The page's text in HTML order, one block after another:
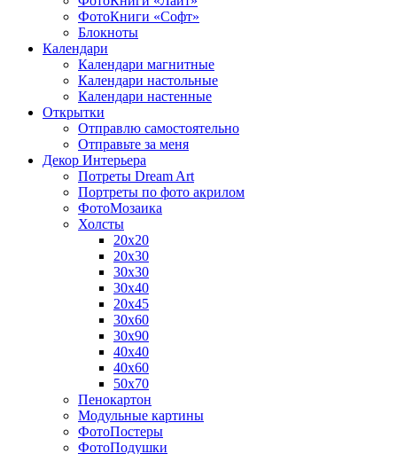
ФотоКниги «Софт»
Блокноты
Календари
Календари магнитные
Календари настольные
Календари настенные
Открытки
Отправлю самостоятельно
Отправьте за меня
Декор Интерьера
Потреты Dream Art
Портреты по фото акрилом
ФотоМозаика
Холсты
20х20
20х30
30х30
30х40
20х45
30х60
30х90
40х40
40х60
50х70
Пенокартон
Модульные картины
ФотоПостеры
ФотоПодушки